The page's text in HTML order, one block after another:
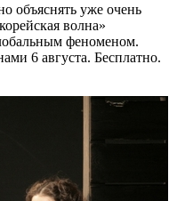
объяснять уже очень
волна»
феноменом.
6 августа. Бесплатно.